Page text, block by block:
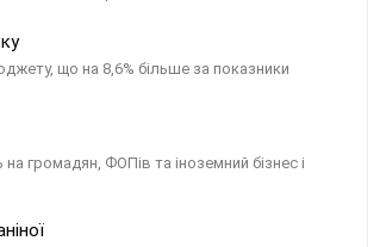
що на 8,6% більше за показники
громадян, ФОПів та іноземний бізнес і